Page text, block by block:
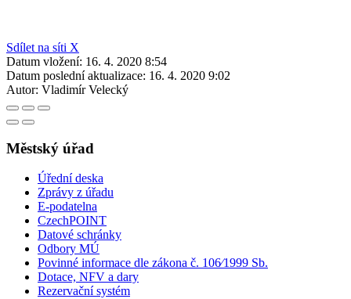
Sdílet na síti X
Datum vložení: 16. 4. 2020 8:54
Datum poslední aktualizace: 16. 4. 2020 9:02
Autor: Vladimír Velecký
Městský úřad
Úřední deska
Zprávy z úřadu
E-podatelna
CzechPOINT
Datové schránky
Odbory MÚ
Povinné informace dle zákona č. 106⁄1999 Sb.
Dotace, NFV a dary
Rezervační systém